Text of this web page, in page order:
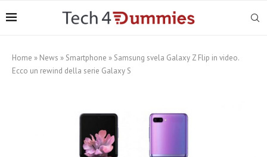
Home » News » Smartphone » Samsung svela Galaxy Z Flip in video.
Ecco un rewind della serie Galaxy S